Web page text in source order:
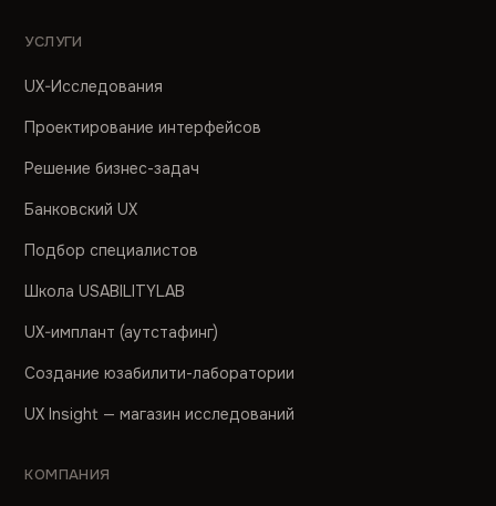
УСЛУГИ
UX-Исследования
Проектирование интерфейсов
Решение бизнес-задач
Банковский UX
Подбор специалистов
Школа USABILITYLAB
UX-имплант (аутстафинг)
Создание юзабилити-лаборатории
UX Insight — магазин исследований
КОМПАНИЯ